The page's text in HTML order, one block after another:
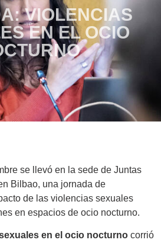
VIOLENCIAS
EN EL OCIO
se llevó en la sede de Juntas
Bilbao, una jornada de
de las violencias sexuales
en espacios de ocio nocturno.
en el ocio nocturno corrió